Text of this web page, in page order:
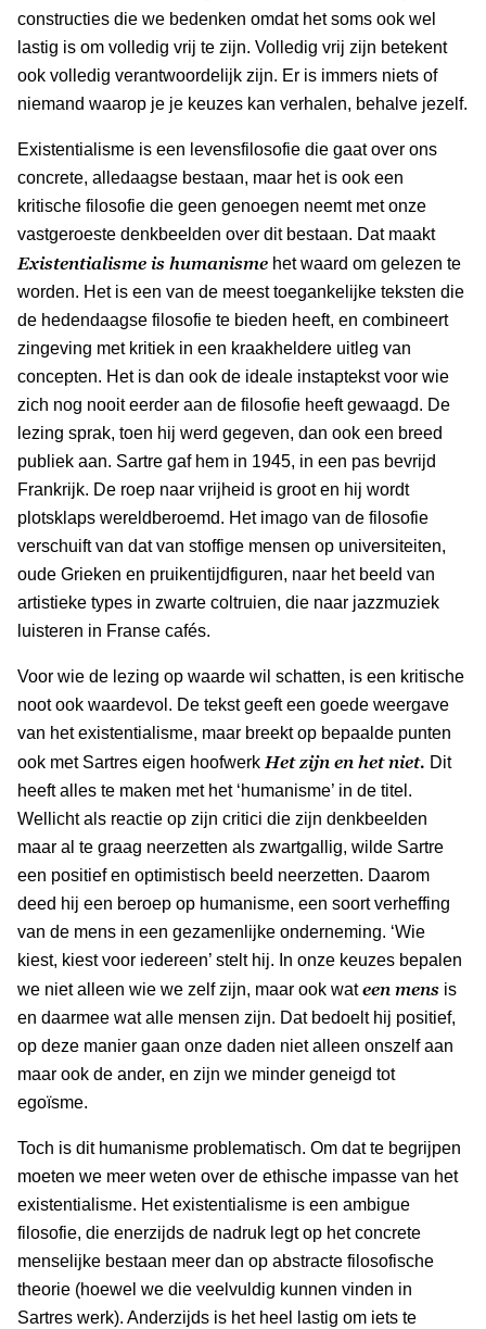
constructies die we bedenken omdat het soms ook wel
lastig is om volledig vrij te zijn. Volledig vrij zijn betekent
ook volledig verantwoordelijk zijn. Er is immers niets of
niemand waarop je je keuzes kan verhalen, behalve jezelf.
Existentialisme is een levensfilosofie die gaat over ons
concrete, alledaagse bestaan, maar het is ook een
kritische filosofie die geen genoegen neemt met onze
vastgeroeste denkbeelden over dit bestaan. Dat maakt
Existentialisme is humanisme het waard om gelezen te
worden. Het is een van de meest toegankelijke teksten die
de hedendaagse filosofie te bieden heeft, en combineert
zingeving met kritiek in een kraakheldere uitleg van
concepten. Het is dan ook de ideale instaptekst voor wie
zich nog nooit eerder aan de filosofie heeft gewaagd. De
lezing sprak, toen hij werd gegeven, dan ook een breed
publiek aan. Sartre gaf hem in 1945, in een pas bevrijd
Frankrijk. De roep naar vrijheid is groot en hij wordt
plotsklaps wereldberoemd. Het imago van de filosofie
verschuift van dat van stoffige mensen op universiteiten,
oude Grieken en pruikentijdfiguren, naar het beeld van
artistieke types in zwarte coltruien, die naar jazzmuziek
luisteren in Franse cafés.
Voor wie de lezing op waarde wil schatten, is een kritische
noot ook waardevol. De tekst geeft een goede weergave
van het existentialisme, maar breekt op bepaalde punten
ook met Sartres eigen hoofwerk Het zijn en het niet. Dit
heeft alles te maken met het ‘humanisme’ in de titel.
Wellicht als reactie op zijn critici die zijn denkbeelden
maar al te graag neerzetten als zwartgallig, wilde Sartre
een positief en optimistisch beeld neerzetten. Daarom
deed hij een beroep op humanisme, een soort verheffing
van de mens in een gezamenlijke onderneming. ‘Wie
kiest, kiest voor iedereen’ stelt hij. In onze keuzes bepalen
we niet alleen wie we zelf zijn, maar ook wateen mens is
en daarmee wat alle mensen zijn. Dat bedoelt hij positief,
op deze manier gaan onze daden niet alleen onszelf aan
maar ook de ander, en zijn we minder geneigd tot
egoïsme.
Toch is dit humanisme problematisch. Om dat te begrijpen
moeten we meer weten over de ethische impasse van het
existentialisme. Het existentialisme is een ambigue
filosofie, die enerzijds de nadruk legt op het concrete
menselijke bestaan meer dan op abstracte filosofische
theorie (hoewel we die veelvuldig kunnen vinden in
Sartres werk). Anderzijds is het heel lastig om iets te